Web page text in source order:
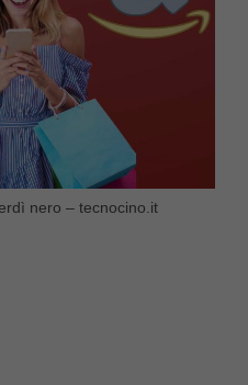
nero – tecnocino.it